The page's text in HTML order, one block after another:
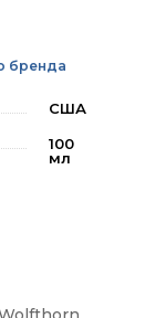
бренда
США
100
мл